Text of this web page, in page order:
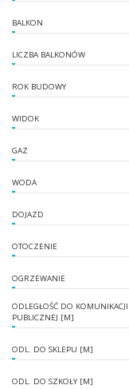
BALKON
LICZBA BALKONÓW
ROK BUDOWY
WIDOK
GAZ
WODA
DOJAZD
OTOCZENIE
OGRZEWANIE
ODLEGŁOŚĆ DO KOMUNIKACJI
PUBLICZNEJ [M]
ODL. DO SKLEPU [M]
ODL. DO SZKOŁY [M]